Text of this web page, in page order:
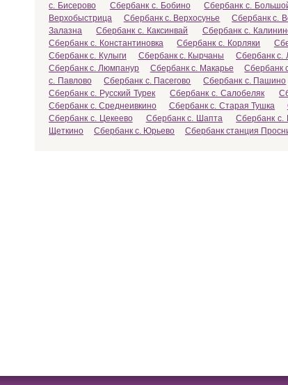
с. Бисерово
Сбербанк с. Бобино Сбербанк с.
Верхобыстрица
Сбербанк с. Верхосунье Сбербанк с.
Залазна
Сбербанк с. Каксинвай Сбербанк с.
Сбербанк с. Константиновка
Сбербанк с. Корляки
Сбербанк с. Кулыги
Сбербанк с. Кырчаны Сбербанк с.
Сбербанк с. Люмпанур
Сбербанк с. Макарье Сбербанк
с. Павлово
Сбербанк с. Пасегово Сбербанк с. Пашино
Сбербанк с. Русский Турек
Сбербанк с. Салобеляк
Сбербанк с. Среднеивкино
Сбербанк с. Старая Тушка
Сбербанк с. Цекеево
Сбербанк с. Шапта Сбербанк с.
Щеткино
Сбербанк с. Юрьево Сбербанк станция